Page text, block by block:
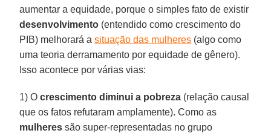
aumentar a equidade, porque o simples fato de existir
desenvolvimento (entendido como crescimento do
PIB) melhorará asituação das mulheres (algo como
uma teoria derramamento por equidade de gênero).
Isso acontece por várias vias:
1) Ocrescimento diminui a pobreza (relação causal
que os fatos refutaram amplamente). Como as
mulheres são super-representadas no grupo